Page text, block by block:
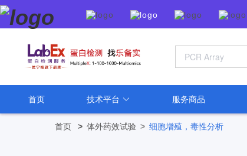
首页 技术平台 服务商品
首页 > 体外药效试验 > 细胞增殖，毒性分析